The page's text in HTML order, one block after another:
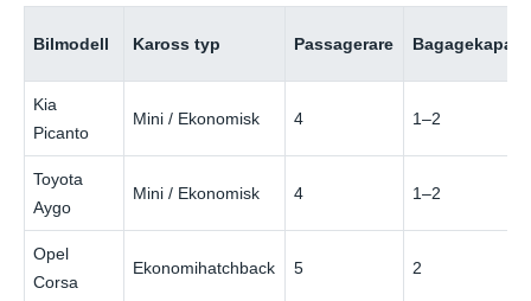
Bilmodell Kaross typ Passagerare
Kia
Picanto
Mini / Ekonomisk 4 1–2
Toyota
Aygo
Mini / Ekonomisk 4 1–2
Opel
Corsa
Ekonomihatchback 5 2